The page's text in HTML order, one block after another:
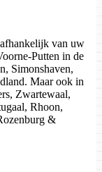
van uw
Putten in de
Simonshaven,
Maar ook in
Zwartewaal,
Rhoon,
&